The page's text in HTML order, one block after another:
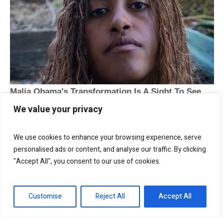
We value your privacy
We use cookies to enhance your browsing experience, serve
personalised ads or content, and analyse our traffic. By clicking
"Accept All", you consent to our use of cookies.
Customise Reject All Accept All